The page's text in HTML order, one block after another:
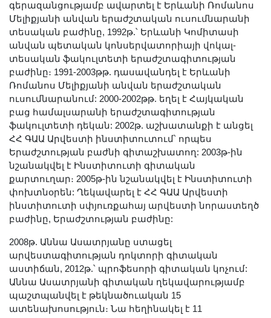
գերազանցությամբ ավարտել է Երևանի Ռոմանոս
Մելիքյանի անվան երաժշտական ուսումնարանի
տեսական բաժինը, 1992թ.՝ Երևանի Կոմիտասի
անվան պետական կոնսերվատորիայի վոկալ-
տեսական ֆակուլտետի երաժշտագիտության
բաժինը։ 1991-2003թթ. դասավանդել է Երևանի
Ռոմանոս Մելիքյանի անվան երաժշտական
ուսումնարանում: 2000-2002թթ. եղել է Հայկական
բաց համալսարանի երաժշտագիտության
ֆակուլտետի դեկան: 2002թ. աշխատանքի է անցել
ՀՀ ԳԱԱ Արվեստի ինստիտուտում՝ որպես
Երաժշտության բաժնի գիտաշխատող: 2003թ-ին
նշանակվել է Ինստիտուտի գիտական
քարտուղար։ 2005թ-ին նշանակվել է Ինստիտուտի
փոխտնօրեն: Ղեկավարել է ՀՀ ԳԱԱ Արվեստի
ինստիտուտի սփյուռքահայ արվեստի նորաստեղծ
բաժինը, Երաժշտության բաժինը:
2008թ. Աննա Ասատրյանը ստացել
արվեստագիտության դոկտորի գիտական
աստիճան, 2012թ.՝ պրոֆեսորի գիտական կոչում:
Աննա Ասատրյանի գիտական ղեկավարությամբ
պաշտպանվել է թեկնածուական 15
ատենախոսություն։ Նա հեղինակել է 11